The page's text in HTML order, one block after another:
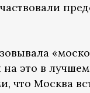
это в лучшем
что Москва